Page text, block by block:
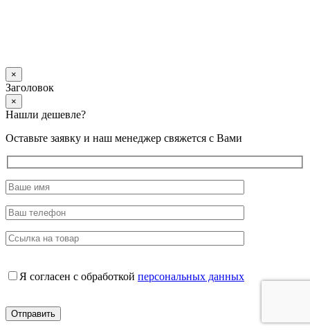
×
Заголовок
×
Нашли дешевле?
Оставьте заявку и наш менеджер свяжется с Вами
Я согласен с обработкой персональных данных